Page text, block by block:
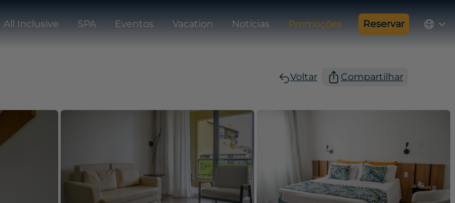
All Inclusive SPA Eventos Vacation Notícias Promoções Reservar
Voltar Compartilhar